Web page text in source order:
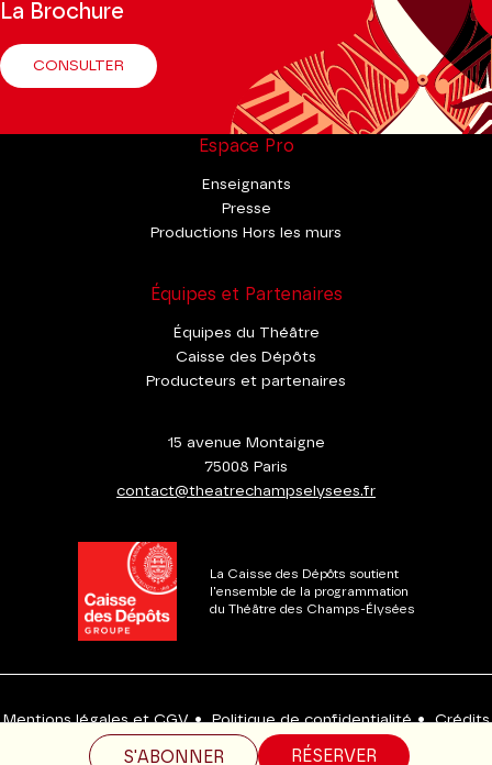
S'ABONNER RÉSERVER
La Brochure
CONSULTER
Espace Pro
Enseignants
Presse
Productions Hors les murs
Équipes et Partenaires
Équipes du Théâtre
Caisse des Dépôts
Producteurs et partenaires
15 avenue Montaigne
75008 Paris
contact@theatrechampselysees.fr
La Caisse des Dépôts soutient
l'ensemble de la programmation
du Théâtre des Champs-Élysées
Mentions légales et CGV • Politique de confidentialité •
Crédits
Plan du site Accessibilité : partiellement conforme